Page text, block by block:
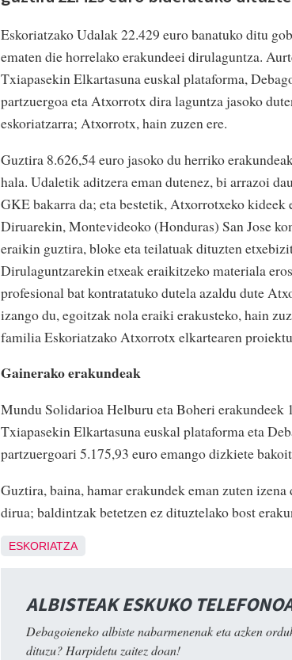
Eskoriatzako Udalak 22.429 euro banatuko ditu
ematen die horrelako erakundeei dirulaguntza.
Txiapasekin Elkartasuna euskal plataforma,
partzuergoa eta Atxorrotx dira laguntza jasoko
eskoriatzarra; Atxorrotx, hain zuzen ere.
Guztira 8.626,54 euro jasoko du herriko
hala. Udaletik aditzera eman dutenez, bi arrazoi
GKE bakarra da; eta bestetik, Atxorrotxeko
Diruarekin, Montevideoko (Honduras) San Jose
eraikin guztira, bloke eta teilatuak dituzten
Dirulaguntzarekin etxeak eraikitzeko materiala
profesional bat kontratatuko dutela azaldu dute
izango du, egoitzak nola eraiki erakusteko, hain
familia Eskoriatzako Atxorrotx elkartearen
Gainerako erakundeak
Mundu Solidarioa Helburu eta Boheri erakundeek
Txiapasekin Elkartasuna euskal plataforma eta
partzuergoari 5.175,93 euro emango dizkiete
Guztira, baina, hamar erakundek eman zuten
dirua; baldintzak betetzen ez dituztelako bost
ESKORIATZA
ALBISTEAK ESKUKO
Debagoieneko albiste nabarmenenak eta azken
dituzu? Harpidetu zaitez doan!